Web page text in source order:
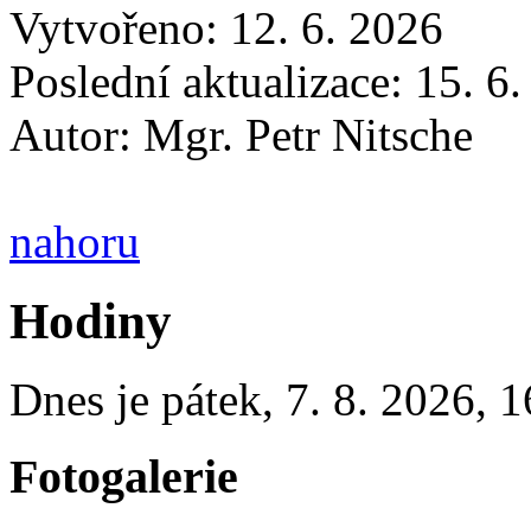
Vytvořeno: 12. 6. 2026
Poslední aktualizace: 15.
Autor: Mgr. Petr Nitsche
nahoru
Hodiny
Dnes je pátek, 7. 8. 2026,
Fotogalerie